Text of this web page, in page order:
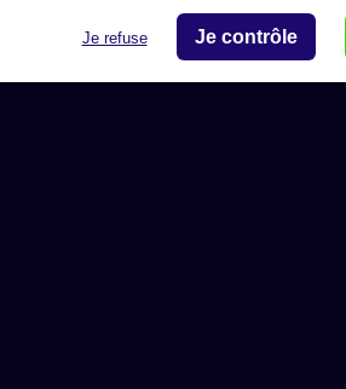
Je refuse Je contrôle